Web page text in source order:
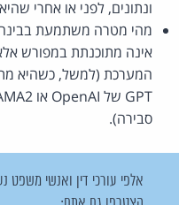
ונתונים, לפני או אחרי
מהי מטרה משתמעת
אינה מתוכנתת במפורש
המערכת (למשל, כשהיא
סבירה).
אלפי עורכי דין ואנשי משפט